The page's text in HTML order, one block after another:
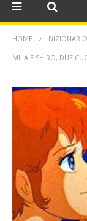
HOME
MILA E SHIRO, DUE